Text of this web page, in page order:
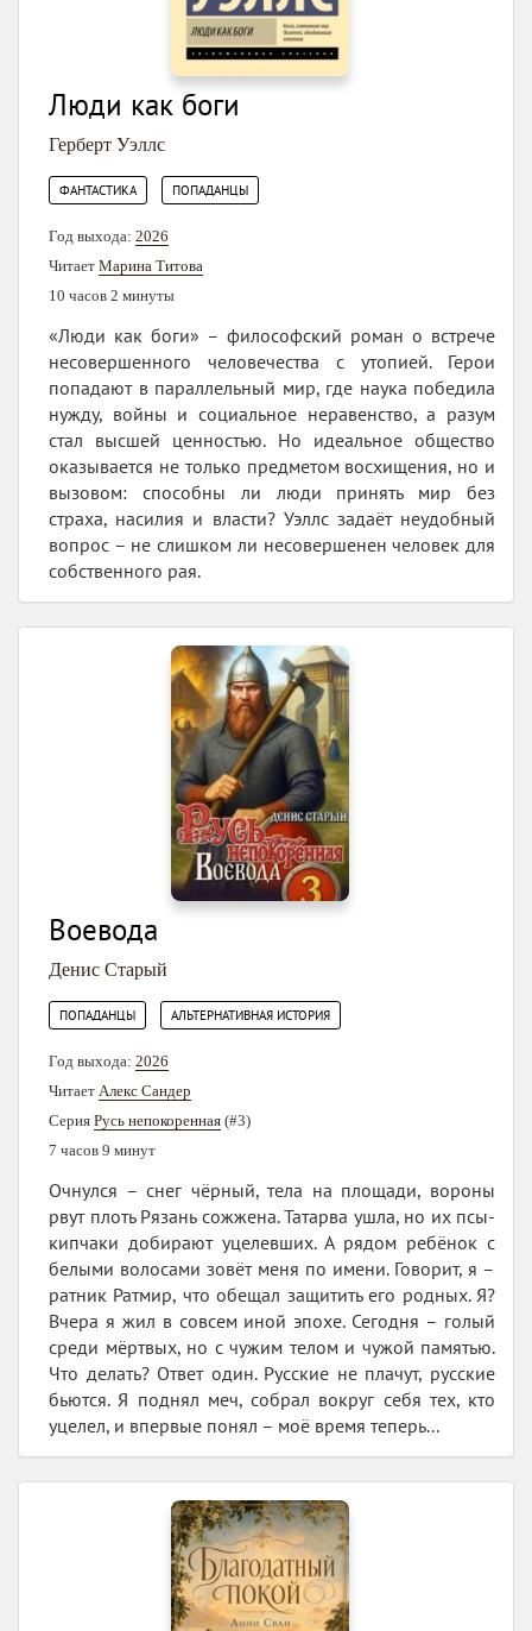
Люди как боги
Герберт Уэллс
ФАНТАСТИКА ПОПАДАНЦЫ
Год выхода: 2026
Читает Марина Титова
10 часов 2 минуты
«Люди как боги» – философский роман о встрече
несовершенного человечества с утопией. Герои
попадают в параллельный мир, где наука победила
нужду, войны и социальное неравенство, а разум
стал высшей ценностью. Но идеальное общество
оказывается не только предметом восхищения, но и
вызовом: способны ли люди принять мир без
страха, насилия и власти? Уэллс задаёт неудобный
вопрос – не слишком ли несовершенен человек для
собственного рая.
Воевода
Денис Старый
ПОПАДАНЦЫ АЛЬТЕРНАТИВНАЯ ИСТОРИЯ
Год выхода: 2026
Читает Алекс Сандер
Серия Русь непокоренная (#3)
7 часов 9 минут
Очнулся – снег чёрный, тела на площади, вороны
рвут плоть Рязань сожжена. Татарва ушла, но их псы-
кипчаки добирают уцелевших. А рядом ребёнок с
белыми волосами зовёт меня по имени. Говорит, я –
ратник Ратмир, что обещал защитить его родных. Я?
Вчера я жил в совсем иной эпохе. Сегодня – голый
среди мёртвых, но с чужим телом и чужой памятью.
Что делать? Ответ один. Русские не плачут, русские
бьются. Я поднял меч, собрал вокруг себя тех, кто
уцелел, и впервые понял – моё время теперь...